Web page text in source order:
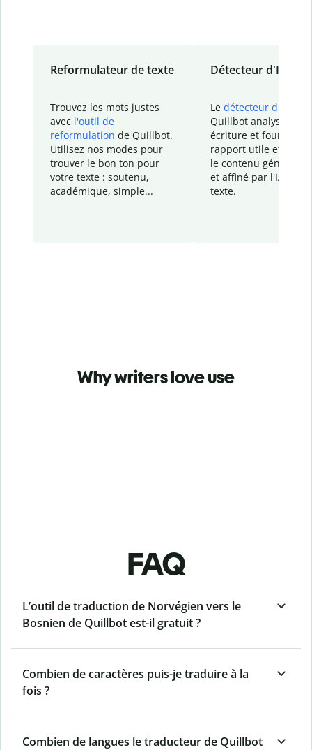
Reformulateur de texte
Trouvez les mots justes
avec l'outil de
reformulation de Quillbot.
Utilisez nos modes pour
trouver le bon ton pour
votre texte : soutenu,
académique, simple...
Détecteur d'IA
Le détecteur d'IA
Quillbot analyse votre
écriture et fournit un
rapport utile et
le contenu généré
et affiné par l'IA
texte.
Why writers love use
FAQ
L’outil de traduction de Norvégien vers le
Bosnien de Quillbot est-il gratuit ?
Combien de caractères puis-je traduire à la
fois ?
Combien de langues le traducteur de Quillbot